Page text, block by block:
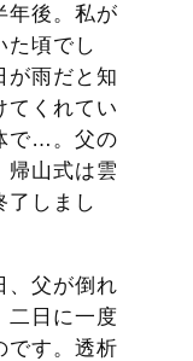
年後。私が
た頃でし
が雨だと知
てくれてい
で…。父の
帰山式は雲
了しまし
、父が倒れ
二日に一度
です。透析